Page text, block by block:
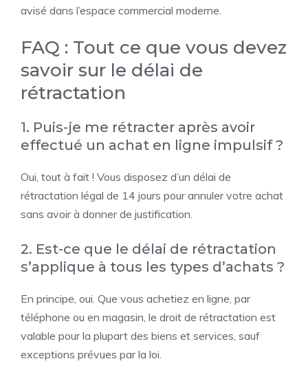
avisé dans l’espace commercial moderne.
FAQ : Tout ce que vous devez
savoir sur le délai de
rétractation
1. Puis-je me rétracter après avoir
effectué un achat en ligne impulsif ?
Oui, tout à fait ! Vous disposez d’un délai de
rétractation légal de 14 jours pour annuler votre achat
sans avoir à donner de justification.
2. Est-ce que le délai de rétractation
s’applique à tous les types d’achats ?
En principe, oui. Que vous achetiez en ligne, par
téléphone ou en magasin, le droit de rétractation est
valable pour la plupart des biens et services, sauf
exceptions prévues par la loi.